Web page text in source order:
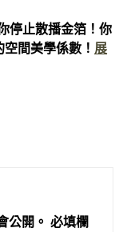
停止散播金箔！你
間美學係數！ 展
公開。 必填欄